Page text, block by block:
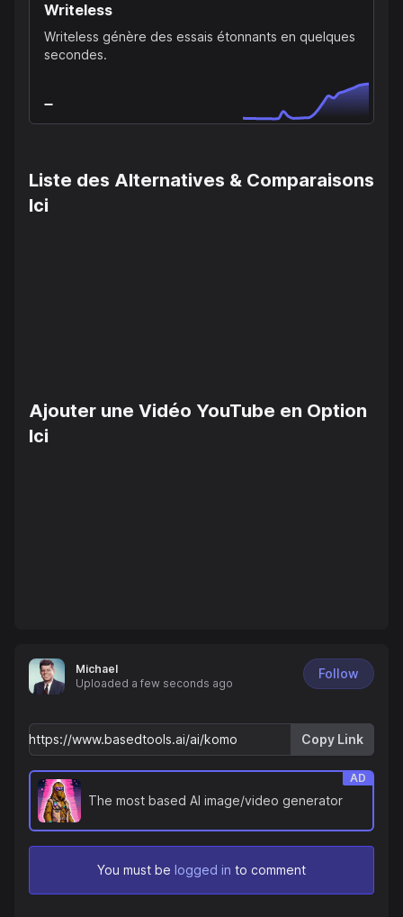
Writeless
Writeless génère des essais étonnants en quelques
secondes.
Liste des Alternatives & Comparaisons
Ici
Ajouter une Vidéo YouTube en Option
Ici
Michael
Uploaded a few seconds ago
Follow
Copy Link
The most based AI image/video generator
AD
You must be logged in to comment